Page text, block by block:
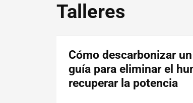
Talleres
Cómo descarbonizar
guía para eliminar el
recuperar la potencia